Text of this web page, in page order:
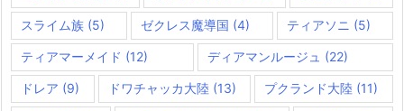
スライム族 (5) ゼクレス魔導国 (4) ティアソニ (5)
ティアマーメイド (12) ディアマンルージュ (22)
ドレア (9) ドワチャッカ大陸(13) プクランド大陸 (11)